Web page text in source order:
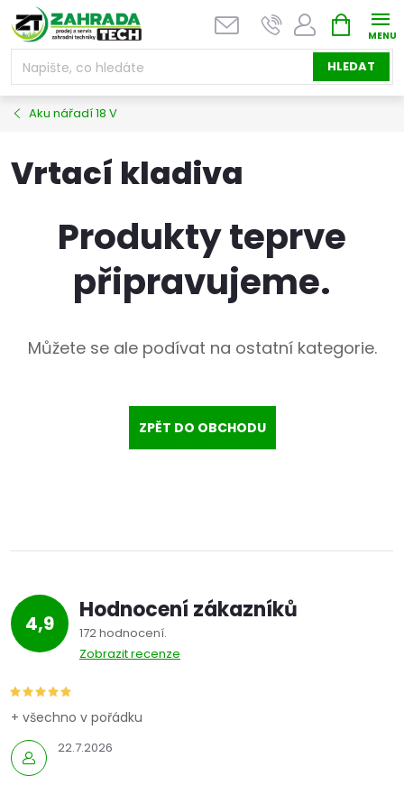
Přejít
na
obsah
HLEDAT
NÁKUPNÍ
KOŠÍK
Aku nářadí 18 V
Vrtací kladiva
Produkty teprve
připravujeme.
Můžete se ale podívat na ostatní kategorie.
ZPĚT DO OBCHODU
4,9 Hodnocení zákazníků
172 hodnocení
Zobrazit recenze
22.7.2026
+ všechno v pořádku